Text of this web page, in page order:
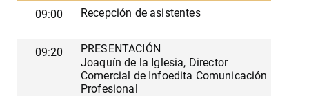
09:00 Recepción de asistentes
09:20
PRESENTACIÓN
Joaquín de la Iglesia, Director
Comercial de Infoedita Comunicación
Profesional